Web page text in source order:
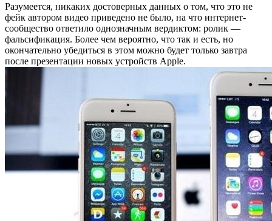
Разумеется, никаких достоверных данных о том, что это не
фейк автором видео приведено не было, на что интернет-
сообщество ответило однозначным вердиктом: ролик —
фальсификация. Более чем вероятно, что так и есть, но
окончательно убедиться в этом можно будет только завтра
после презентации новых устройств Apple.